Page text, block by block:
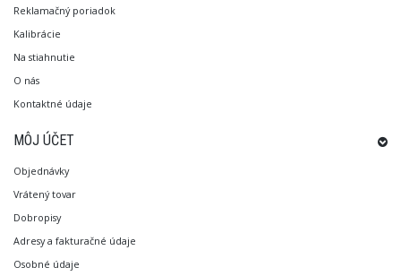
Reklamačný poriadok
Kalibrácie
Na stiahnutie
O nás
Kontaktné údaje
MÔJ ÚČET
Objednávky
Vrátený tovar
Dobropisy
Adresy a fakturačné údaje
Osobné údaje